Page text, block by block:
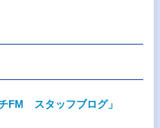
FM スタッフブログ」